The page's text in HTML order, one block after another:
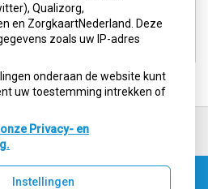
Qualizorg,
en ZorgkaartNederland. Deze
zoals uw IP-adres
onderaan de website kunt
uw toestemming intrekken of
Privacy- en
Instellingen